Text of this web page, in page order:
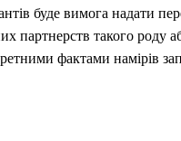
буде вимога надати
партнерств такого роду
фактами намірів